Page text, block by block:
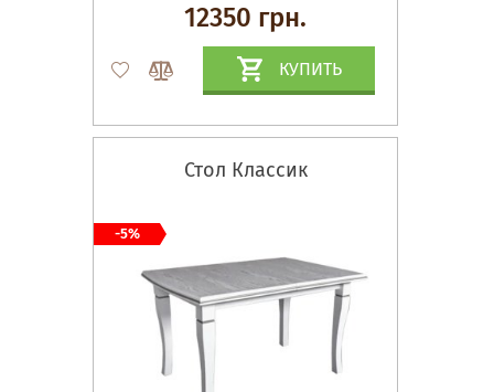
12350 грн.
КУПИТЬ
Стол Классик
-5%